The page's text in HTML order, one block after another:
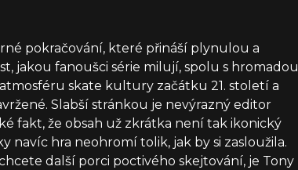
pokračování, které přináší plynulou a
jakou fanoušci série milují, spolu s hromadou
skate kultury začátku 21. století a
Slabší stránkou je nevýrazný editor
fakt, že obsah už zkrátka není tak ikonický
navíc hra neohromí tolik, jak by si zasloužila.
další porci poctivého skejtování, je Tony